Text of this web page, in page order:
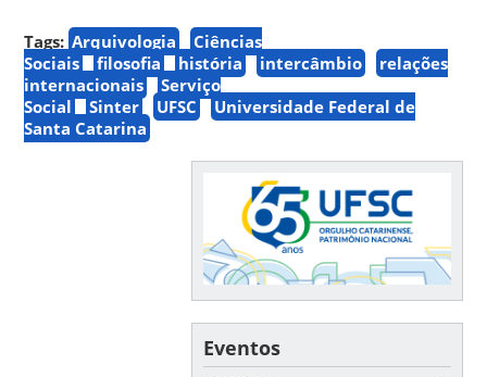
Tags: Arquivologia
Ciências
Sociais
filosofia história intercâmbio
relações
internacionais
Serviço
Social
Sinter UFSC
Universidade Federal de
Santa Catarina
Eventos